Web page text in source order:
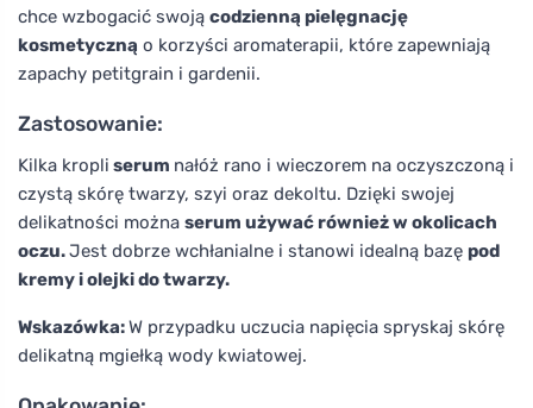
chce wzbogacić swoją codzienną pielęgnację
kosmetyczną o korzyści aromaterapii, które zapewniają
zapachy petitgrain i gardenii.
Zastosowanie:
Kilka kropli serum nałóż rano i wieczorem na oczyszczoną i
czystą skórę twarzy, szyi oraz dekoltu. Dzięki swojej
delikatności można serum używać również w okolicach
oczu.Jest dobrze wchłanialne i stanowi idealną bazę pod
kremy i olejki do twarzy.
Wskazówka:W przypadku uczucia napięcia spryskaj skórę
delikatną mgiełką wody kwiatowej.